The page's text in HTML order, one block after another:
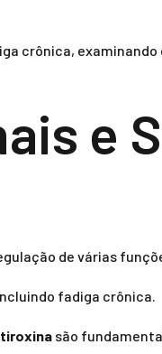
crônica,
e
de várias
fadiga crônica.
tiroxina são